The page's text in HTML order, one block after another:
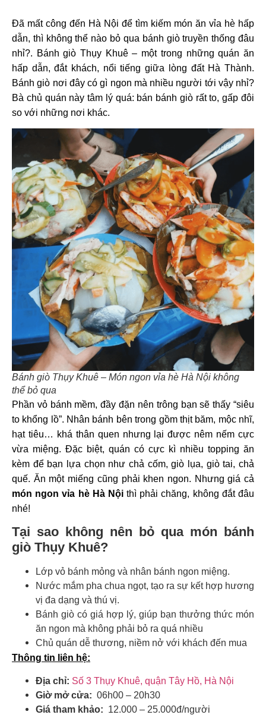
Đã mất công đến Hà Nội để tìm kiếm món ăn vỉa hè hấp
dẫn, thì không thể nào bỏ qua bánh giò truyền thống đâu
nhỉ?. Bánh giò Thụy Khuê – một trong những quán ăn
hấp dẫn, đắt khách, nổi tiếng giữa lòng đất Hà Thành.
Bánh giò nơi đây có gì ngon mà nhiều người tới vậy nhỉ?
Bà chủ quán này tâm lý quá: bán bánh giò rất to, gấp đôi
so với những nơi khác.
Bánh giò Thụy Khuê – Món ngon vỉa hè Hà Nội không
thể bỏ qua
Phần vỏ bánh mềm, đầy đặn nên trông bạn sẽ thấy “siêu
to khổng lồ”. Nhân bánh bên trong gồm thịt băm, mộc nhĩ,
hạt tiêu… khá thân quen nhưng lại được nêm nếm cực
vừa miệng. Đặc biệt, quán có cực kì nhiều topping ăn
kèm để bạn lựa chọn như chả cốm, giò lụa, giò tai, chả
quế. Ăn một miếng cũng phải khen ngon. Nhưng giá cả
món ngon vỉa hè Hà Nộithì phải chăng, không đắt đâu
nhé!
Tại sao không nên bỏ qua món bánh
giò Thụy Khuê?
Lớp vỏ bánh mỏng và nhân bánh ngon miệng.
Nước mắm pha chua ngọt, tạo ra sự kết hợp hương
vị đa dạng và thú vị.
Bánh giò có giá hợp lý, giúp bạn thưởng thức món
ăn ngon mà không phải bỏ ra quá nhiều
Chủ quán dễ thương, niềm nở với khách đến mua
Thông tin liên hệ:
Địa chỉ: Số 3 Thụy Khuê, quận Tây Hồ, Hà Nội
Giờ mở cửa: 06h00 – 20h30
Giá tham khảo: 12.000 – 25.000đ/người